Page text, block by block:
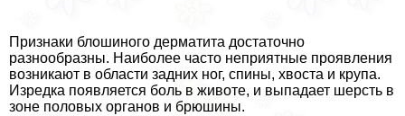
Признаки блошиного дерматита достаточно
разнообразны. Наиболее часто неприятные проявления
возникают в области задних ног, спины, хвоста и крупа.
Изредка появляется боль в животе, и выпадает шерсть в
зоне пoлoвых органов и брюшины.